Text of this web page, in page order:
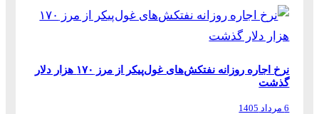
نرخ اجاره روزانه نفتکش‌های غول‌پیکر از مرز ۱۷۰ هزار دلار
گذشت
6 مرداد 1405